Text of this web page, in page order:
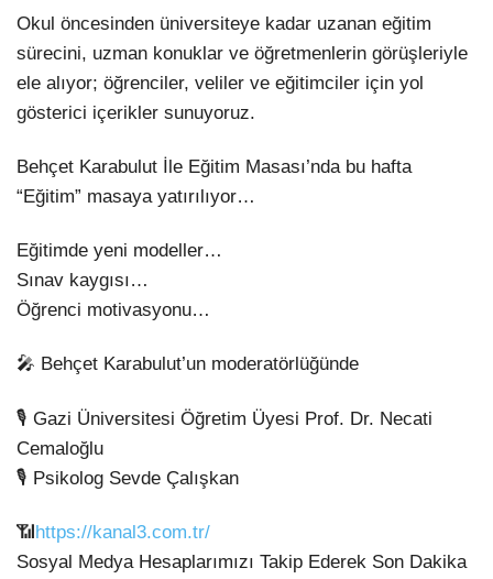
Okul öncesinden üniversiteye kadar uzanan eğitim
sürecini, uzman konuklar ve öğretmenlerin görüşleriyle
ele alıyor; öğrenciler, veliler ve eğitimciler için yol
gösterici içerikler sunuyoruz.
Behçet Karabulut İle Eğitim Masası’nda bu hafta
“Eğitim” masaya yatırılıyor…
Eğitimde yeni modeller…
Sınav kaygısı…
Öğrenci motivasyonu…
🎤 Behçet Karabulut’un moderatörlüğünde
🎙️ Gazi Üniversitesi Öğretim Üyesi Prof. Dr. Necati
Cemaloğlu
🎙️ Psikolog Sevde Çalışkan
📶https://kanal3.com.tr/
Sosyal Medya Hesaplarımızı Takip Ederek Son Dakika